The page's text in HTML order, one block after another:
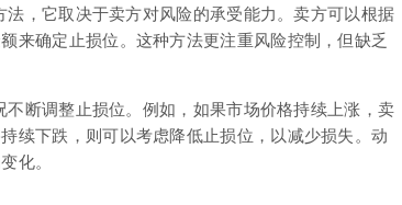
，它取决于卖方对风险的承受能力。卖方可以根据
来确定止损位。这种方法更注重风险控制，但缺乏
断调整止损位。例如，如果市场价格持续上涨，卖
续下跌，则可以考虑降低止损位，以减少损失。动
化。